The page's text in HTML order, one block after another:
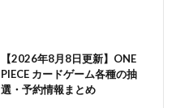
【2026年8月8日更新】ONE
PIECE カードゲーム各種の抽
選・予約情報まとめ